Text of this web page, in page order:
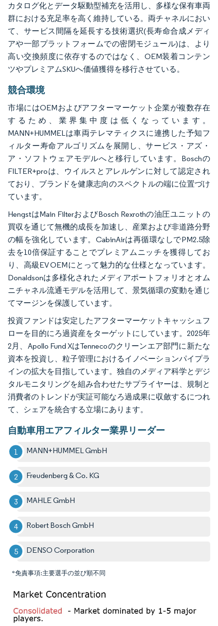
カタログ化とデータ駆動型補充を活用し、多様な保有車両
群における充足率を高く維持している。両チャネルにおい
て、サービス間隔を延長する技術選択(長寿命合成メディ
アや一部プラットフォームでの密閉モジュール)は、より
高い交換頻度に依存するのではなく、OEM装着コンテン
ツやプレミアムSKUへ価値獲得を移行させている。
競合環境
市場にはOEMおよびアフターマーケット企業が複数存在
するため、業界集中度は低くなっています。
MANN+HUMMELは車両テレマティクスに連携した予知フ
ィルター寿命アルゴリズムを展開し、サービス・アズ・
ア・ソフトウェアモデルへと移行しています。Boschの
FILTER+proは、ウイルスとアレルゲンに対して認定され
ており、ブランドを健康志向のスペクトルの端に位置づけ
ています。
HengstはMain FilterおよびBosch Rexrothの油圧ユニットの
買収を通じて無機的成長を加速し、産業および非道路分野
の幅を強化しています。CabinAirは再循環なしでPM2.5除
去を10倍保証することでプレミアムニッチを獲得してお
り、高級EV OEMにとって魅力的な仕様となっています。
Donaldsonは多様化されたメディアポートフォリオとオム
ニチャネル流通モデルを活用して、景気循環の変動を通じ
てマージンを保護しています。
投資ファンドは安定したアフターマーケットキャッシュフ
ローを目的にろ過資産をターゲットにしています。2025年
2月、Apollo Fund XはTennecoのクリーンエア部門に新たな
資本を投資し、粒子管理におけるイノベーションパイプラ
インの拡大を目指しています。独自のメディア科学とデジ
タルモニタリングを組み合わせたサプライヤーは、規制と
消費者のトレンドが実証可能なろ過成果に収斂するにつれ
て、シェアを統合する立場にあります。
自動車用エアフィルター業界リーダー
MANN+HUMMEL GmbH
Freudenberg & Co. KG
MAHLE GmbH
Robert Bosch GmbH
DENSO Corporation
*免責事項:主要選手の並び順不同